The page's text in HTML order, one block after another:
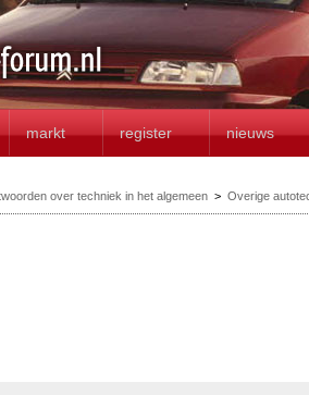
markt register nieuws
over techniek in het algemeen > Overige